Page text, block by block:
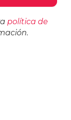
política de